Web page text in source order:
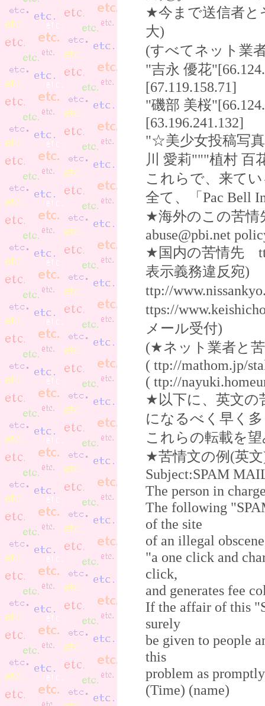
★今まで送信者と
大)
(すべてネット業
"吉永 優花
[67.119.158.71]
"磯部 美桜
[63.196.241.132]
"☆美少女投稿写
川 愛莉"""植村 百
これらで、来て
全て、「Pac Bell
★海外のこの苦
abuse@pbi.net
★国内の苦情先
表示義務違反宛)
ttp://
ttps://
メール受付)
(★ネット業者と
( ttp://mathom.jp/
( ttp://
★以下に、英文の
になるべく早く
これらの転載を
★苦情文の例(英
Subject:SPAM
The person in
The following
of the site
of an illegal
"a one click and
click,
and generates fee
If the affair of this
surely
be given to people
this
problem as
(Time) (name)